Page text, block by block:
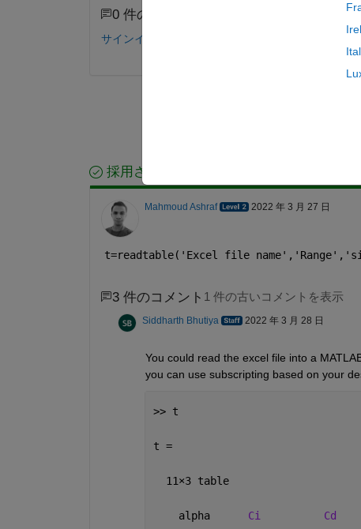
0 件のコメント
サインインしてコメントする。
採用された回答
Mahmoud Ashraf 2022 年 3 月 27 日
t=readtable('Excel file
3 件のコメント 1 件の古いコメントを表示
Siddharth Bhutiya 2022 年 3 月 28 日
You could read the excel file into a
you can use subscripting based on your
>> t
t =
  11
×3 table
    alpha
Ci
Cd